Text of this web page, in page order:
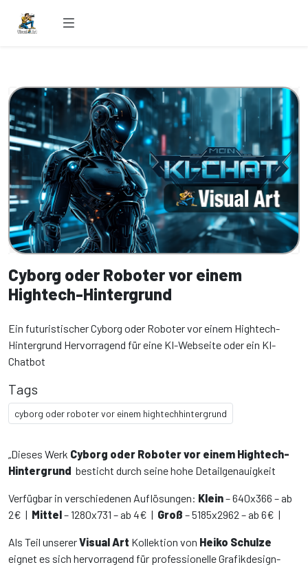
Cyborg oder Roboter vor einem
Hightech-Hintergrund
Ein futuristischer Cyborg oder Roboter vor einem Hightech-
Hintergrund Hervorragend für eine KI-Webseite oder ein KI-
Chatbot
Tags
cyborg oder roboter vor einem hightechhintergrund
„Dieses Werk Cyborg oder Roboter vor einem Hightech-
Hintergrund besticht durch seine hohe Detailgenauigkeit
Verfügbar in verschiedenen Auflösungen: Klein– 640x366 – ab
2€ | Mittel– 1280x731 – ab 4€ | Groß – 5185x2962 – ab 6€ |
Als Teil unsererVisual Art Kollektion von Heiko Schulze
eignet es sich hervorragend für professionelle Grafikdesign-